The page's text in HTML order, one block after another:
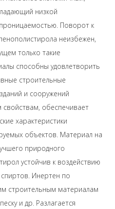
низкой
Поворот к
неизбежен,
только такие
способны удовлетворить
строительные
и сооружений
обеспечивает
характеристики
объектов. Материал на
природного
устойчив к воздействию
Инертен по
строительным материалам
и др. Разлагается